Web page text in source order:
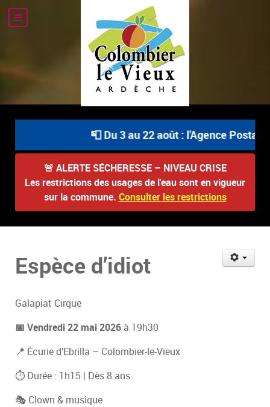
📮 Du 3 au 22 août : l'Agence
🚨 ALERTE SÉCHERESSE – NIVEAU CRISE
Les restrictions des usages de l'eau sont en vigueur
sur la commune. Consulter les restrictions
Espèce d’idiot
Galapiat Cirque
📅 Vendredi 22 mai 2026 à 19h30
📍 Écurie d’Ebrilla – Colombier-le-Vieux
⏱ Durée : 1h15 | Dès 8 ans
🎭 Clown & musique